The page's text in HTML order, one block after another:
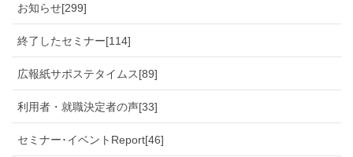
お知らせ[299]
終了したセミナー[114]
広報紙サポステタイムス[89]
利用者・就職決定者の声[33]
セミナー･イベントReport[46]